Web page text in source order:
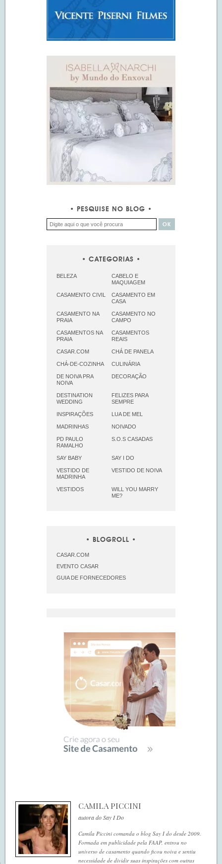
PESQUISE NO BLOG
CATEGORIAS
BELEZA
CABELO E
MAQUIAGEM
CASAMENTO CIVIL
CASAMENTO EM
CASA
CASAMENTO NA
PRAIA
CASAMENTO NO
CAMPO
CASAMENTOS NA
PRAIA
CASAMENTOS
REAIS
CASAR.COM CHÁ DE PANELA
CHÁ-DE-COZINHA CULINÁRIA
DE NOIVA PRA
NOIVA
DECORAÇÃO
DESTINATION
WEDDING
FELIZES PARA
SEMPRE
INSPIRAÇÕES LUA DE MEL
MADRINHAS NOIVADO
PD PAULO
RAMALHO
S.O.S CASADAS
SAY BABY SAY I DO
VESTIDO DE
MADRINHA
VESTIDO DE NOIVA
VESTIDOS
WILL YOU MARRY
ME?
BLOGROLL
CASAR.COM
EVENTO CASAR
GUIA DE FORNECEDORES
CAMILA PICCINI
autora do Say I Do
Camila Piccini comanda o blog Say I do desde 2009.
Formada em publicidade pela FAAP, entrou no
universo de casamento quando ficou noiva e sentiu
necessidade de dividir suas inspirações com outras